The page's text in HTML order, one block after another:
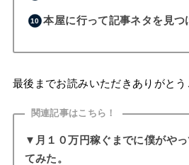
本屋に行って記事ネタを見つ
最後までお読みいただきありがとう
関連記事はこちら！
▼月１０万円稼ぐまでに僕がや
てみた。